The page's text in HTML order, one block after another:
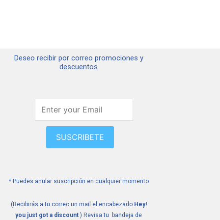
Deseo recibir por correo promociones y
descuentos
SUSCRIBETE
* Puedes anular suscripción en cualquier momento
(Recibirás a tu correo un mail el encabezadoHey!
you just got a discount ) Revisa tu bandeja de